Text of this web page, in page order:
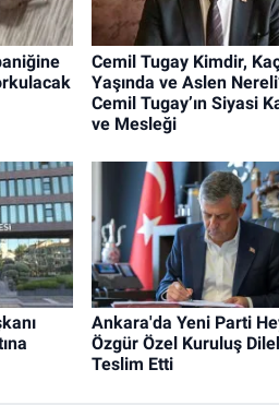
Cemil Tugay Kimdir,
Yaşında ve Aslen
Cemil Tugay’ın Siyasi
ve Mesleği
Ankara'da Yeni Parti
Özgür Özel Kuruluş
Teslim Etti